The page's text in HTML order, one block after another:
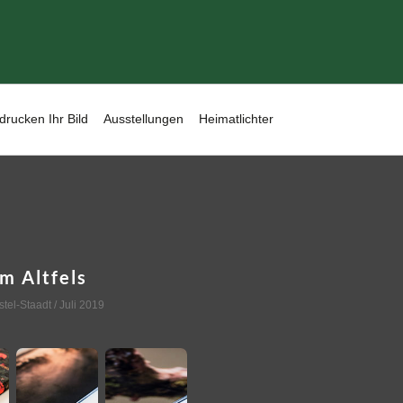
Ihr Bild Ausstellungen Heimatlichter
Altfels
Staadt/ Juli 2019